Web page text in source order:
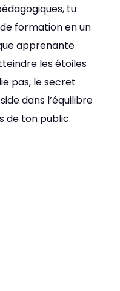
tu
formation en un
apprenante
les étoiles
pas, le secret
dans l’équilibre
de ton public.